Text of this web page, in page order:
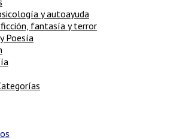
y autoayuda
ficción, fantasía y terror
Poesía